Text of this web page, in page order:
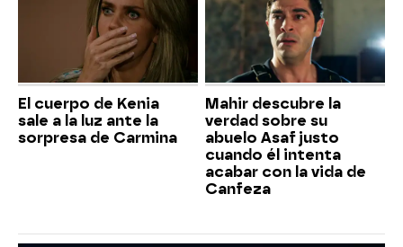
El cuerpo de Kenia
sale a la luz ante la
sorpresa de Carmina
Mahir descubre la
verdad sobre su
abuelo Asaf justo
cuando él intenta
acabar con la vida de
Canfeza